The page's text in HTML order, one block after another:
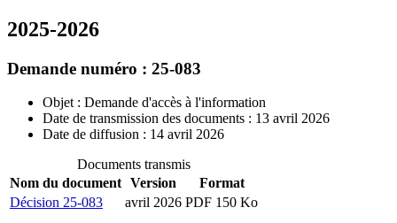
2025-2026
Demande numéro : 25-083
Objet : Demande d'accès à l'information
Date de transmission des documents : 13 avril 2026
Date de diffusion : 14 avril 2026
Documents transmis
Nom du document Version
Format
Décision 25-083
avril 2026 PDF 150 Ko